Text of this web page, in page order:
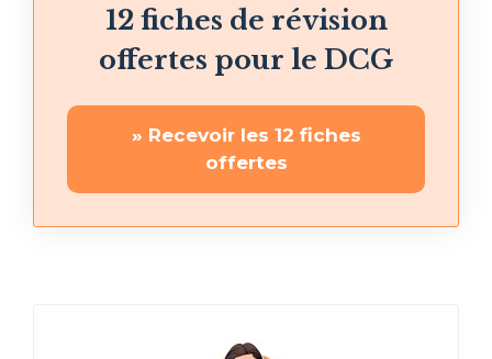
12 fiches de révision
offertes pour le DCG
» Recevoir les 12 fiches
offertes